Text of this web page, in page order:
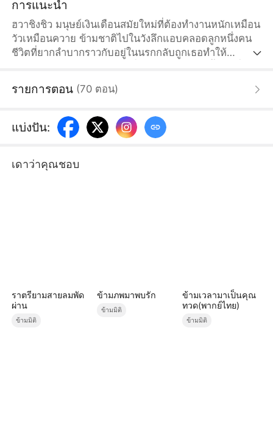
การแนะนำ
ฮวาชิงชิว มนุษย์เงินเดือนสมัยใหม่ที่ต้องทำงานหนักเหมือน
วัวเหมือนควาย ข้ามชาติไปในวังลึกแอบคลอดลูกหนึ่งคน
ชีวิตที่ยากลำบากราวกับอยู่ในนรกกลับถูกเธอทำให้
พอใช้ได้ พอมนุษย์เงินเดือนข้ามชาติที่พูดแต่ภาษา Office
รักอันเร่าร้อนที่หวานชื่นจึงกำลังเกิดขึ้น
รายการตอน (70 ตอน)
แบ่งปัน:
เดาว่าคุณชอบ
ราตรียามสายลมพัด
ผ่าน
ข้ามมิติ
ข้ามภพมาพบรัก
ข้ามมิติ
ข้ามเวลามาเป็นคุณ
ทวด(พากย์ไทย)
ข้ามมิติ